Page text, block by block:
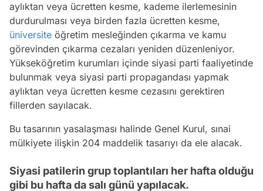
aylıktan veya ücretten kesme, kademe ilerlemesinin
durdurulması veya birden fazla ücretten kesme,
üniversite öğretim mesleğinden çıkarma ve kamu
görevinden çıkarma cezaları yeniden düzenleniyor.
Yükseköğretim kurumları içinde siyasi parti faaliyetinde
bulunmak veya siyasi parti propagandası yapmak
aylıktan veya ücretten kesme cezasını gerektiren
fillerden sayılacak.
Bu tasarının yasalaşması halinde Genel Kurul, sınai
mülkiyete ilişkin 204 maddelik tasarıyı da ele alacak.
Siyasi patilerin grup toplantıları her hafta olduğu
gibi bu hafta da salı günü yapılacak.